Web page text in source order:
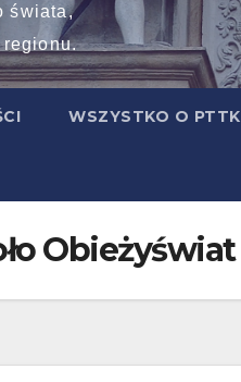
świata,
WSZYSTKO O PTTK
Obieżyświat